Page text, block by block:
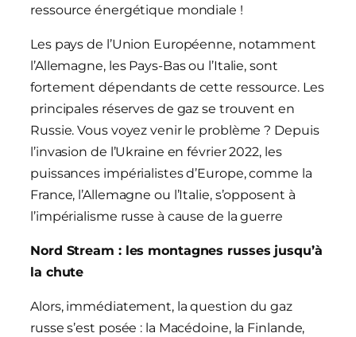
ressource énergétique mondiale !
Les pays de l’Union Européenne, notamment
l’Allemagne, les Pays-Bas ou l’Italie, sont
fortement dépendants de cette ressource. Les
principales réserves de gaz se trouvent en
Russie. Vous voyez venir le problème ? Depuis
l’invasion de l’Ukraine en février 2022, les
puissances impérialistes d’Europe, comme la
France, l’Allemagne ou l’Italie, s’opposent à
l’impérialisme russe à cause de la guerre
Nord Stream : les montagnes russes jusqu’à
la chute
Alors, immédiatement, la question du gaz
russe s’est posée : la Macédoine, la Finlande,